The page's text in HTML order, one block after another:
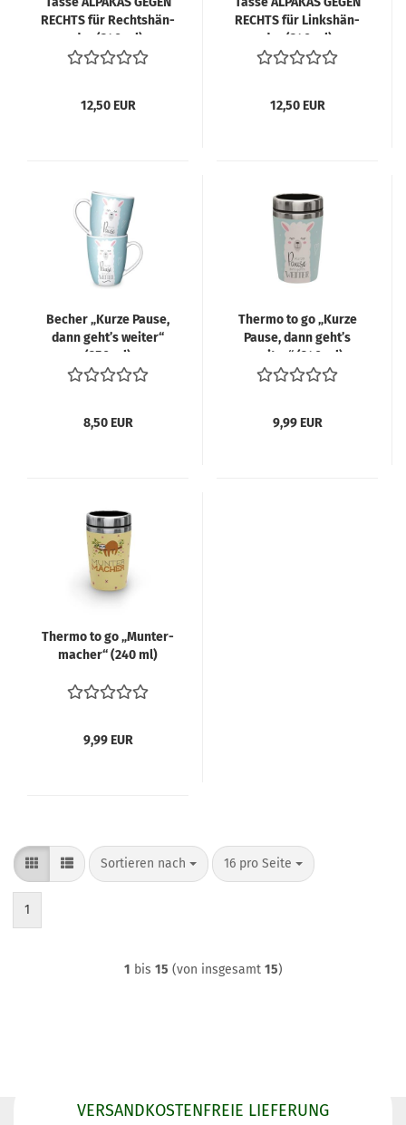
RECHTS für Rechts­hän­
der (340 ml)
12,50 EUR
RECHTS für Links­hän­
der (340 ml)
12,50 EUR
Be­cher „Kurze Pause,
dann geht’s wei­ter“
(250 ml)
8,50 EUR
Ther­mo to go „Kurze
Pause, dann geht’s
wei­ter“ (240 ml)
9,99 EUR
Ther­mo to go „Mun­ter­
ma­cher“ (240 ml)
9,99 EUR
Sortieren nach
Sortieren nach 16 pro Seite
pro Seite
1
1 bis 15 (von insgesamt 15)
VERSANDKOSTENFREIE LIEFERUNG